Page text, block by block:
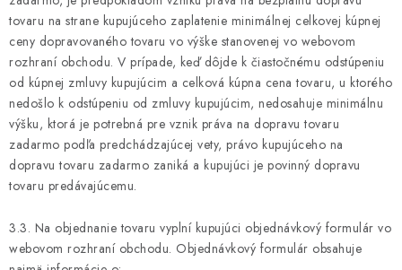
tovaru na strane kupujúceho zaplatenie minimálnej celkovej kúpnej
ceny dopravovaného tovaru vo výške stanovenej vo webovom
rozhraní obchodu. V prípade, keď dôjde k čiastočnému odstúpeniu
od kúpnej zmluvy kupujúcim a celková kúpna cena tovaru, u ktorého
nedošlo k odstúpeniu od zmluvy kupujúcim, nedosahuje minimálnu
výšku, ktorá je potrebná pre vznik práva na dopravu tovaru
zadarmo podľa predchádzajúcej vety, právo kupujúceho na
dopravu tovaru zadarmo zaniká a kupujúci je povinný dopravu
tovaru predávajúcemu.
3.3. Na objednanie tovaru vyplní kupujúci objednávkový formulár vo
webovom rozhraní obchodu. Objednávkový formulár obsahuje